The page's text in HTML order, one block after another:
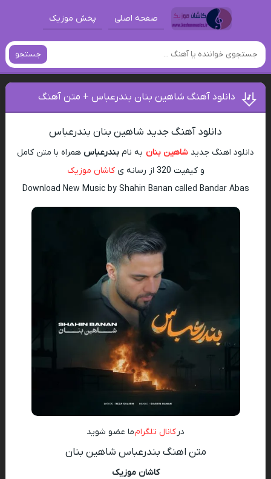
صفحه اصلی پخش موزیک
جستجو
دانلود آهنگ شاهین بنان بندرعباس + متن آهنگ
دانلود آهنگ جدید شاهین بنان بندرعباس
دانلود اهنگ جدید شاهین بنان به نام بندرعباس همراه با متن کامل
و کیفیت 320 از رسانه ی
کاشان موزیک
Download New Music by Shahin Banan called Bandar Abas
در کانال تلگرامما عضو شوید
متن اهنگ بندرعباس شاهین بنان
کاشان موزیک